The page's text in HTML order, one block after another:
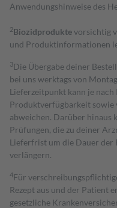
Anwendungshinweise des
2Biozidproduktevorsichtig
und Produktinformationen
3Die Übergabe deiner
bei uns werktags von
Lieferzeitpunkt kann je
Produktverfügbarkeit sowie
abweichen. Darüber hinaus
Prüfungen, die zu deiner
Lieferfrist um die Dauer
verlängern.
4Für
Rezept aus und der Patient
gesetzliche